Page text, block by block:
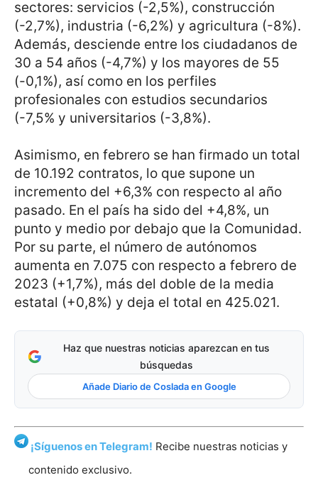
sectores: servicios (-2,5%), construcción
(-2,7%), industria (-6,2%) y agricultura (-8%).
Además, desciende entre los ciudadanos de
30 a 54 años (-4,7%) y los mayores de 55
(-0,1%), así como en los perfiles
profesionales con estudios secundarios
(-7,5% y universitarios (-3,8%).
Asimismo, en febrero se han firmado un total
de 10.192 contratos, lo que supone un
incremento del +6,3% con respecto al año
pasado. En el país ha sido del +4,8%, un
punto y medio por debajo que la Comunidad.
Por su parte, el número de autónomos
aumenta en 7.075 con respecto a febrero de
2023 (+1,7%), más del doble de la media
estatal (+0,8%) y deja el total en 425.021.
Haz que nuestras noticias aparezcan en tus
búsquedas
Añade Diario de Coslada en Google
¡Síguenos en Telegram! Recibe nuestras noticias y
contenido exclusivo.